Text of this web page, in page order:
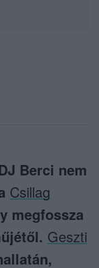
Berci nem
Csillag
megfossza
Geszti